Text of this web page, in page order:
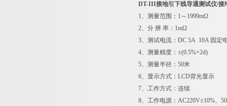
DT-III接地引下线导通测试仪/接
1、测量范围：1～1999mΩ
2、分 辨 率：1mΩ
3、测试电流：DC 5A 10A 固定
4、测量精度：±(0.5%+2d)
5、测量半径：50米
6、显示方式：LCD背光显示
7、工作方式：连续
8、工作电源：AC220V±10%、